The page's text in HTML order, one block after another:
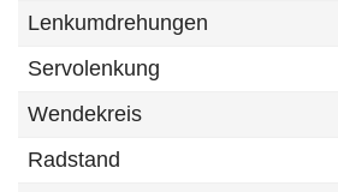
Lenkumdrehungen
Servolenkung
Wendekreis
Radstand